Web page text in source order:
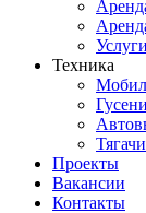
Техника
Проекты
Вакансии
Контакты